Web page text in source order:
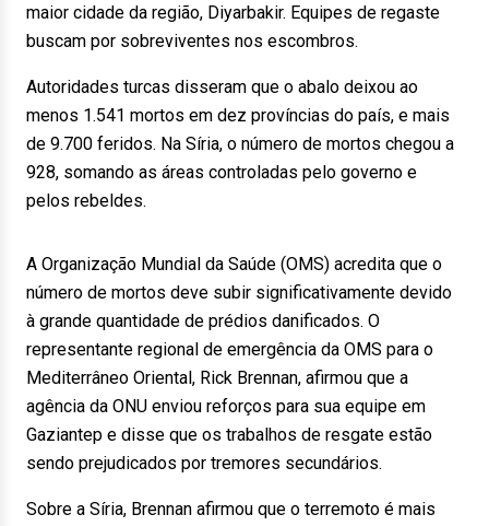
maior cidade da região, Diyarbakir. Equipes de regaste
buscam por sobreviventes nos escombros.
Autoridades turcas disseram que o abalo deixou ao
menos 1.541 mortos em dez províncias do país, e mais
de 9.700 feridos. Na Síria, o número de mortos chegou a
928, somando as áreas controladas pelo governo e
pelos rebeldes.
A Organização Mundial da Saúde (OMS) acredita que o
número de mortos deve subir significativamente devido
à grande quantidade de prédios danificados. O
representante regional de emergência da OMS para o
Mediterrâneo Oriental, Rick Brennan, afirmou que a
agência da ONU enviou reforços para sua equipe em
Gaziantep e disse que os trabalhos de resgate estão
sendo prejudicados por tremores secundários.
Sobre a Síria, Brennan afirmou que o terremoto é mais